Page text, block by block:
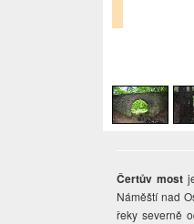
Čertův most
Náměští nad
řeky severně